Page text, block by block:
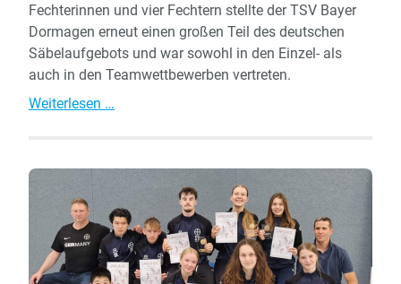
Fechterinnen und vier Fechtern stellte der TSV Bayer
Dormagen erneut einen großen Teil des deutschen
Säbelaufgebots und war sowohl in den Einzel- als
auch in den Teamwettbewerben vertreten.
Weiterlesen …
für
Dormagener
Säbelfechter*innen